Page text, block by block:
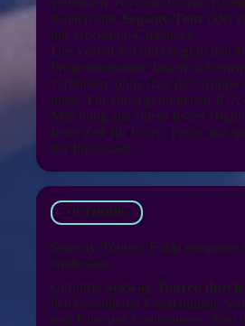
danach eine Segway-Tour oder
mit Workshop-Charakter.
Der Vorteil in Fulda liegt in den
Programmpunkte lassen sich
verbinden, ohne dass die Gruppe
muss. Für einen gelungenen
Mischung aus einem festen
freier Zeit für Essen, Fotos und
der Innenstadt.
OUTDOOR
Segway-Touren: Fulda entspannt
entdecken
Geführte Segway-Touren
den besonderen Freizeitideen,
und Fahrspaß kombinieren. Statt